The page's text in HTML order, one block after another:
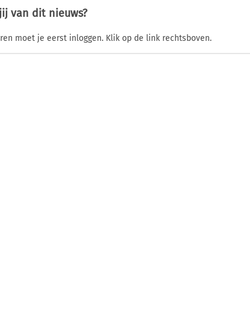
van dit nieuws?
moet je eerst inloggen. Klik op de link rechtsboven.